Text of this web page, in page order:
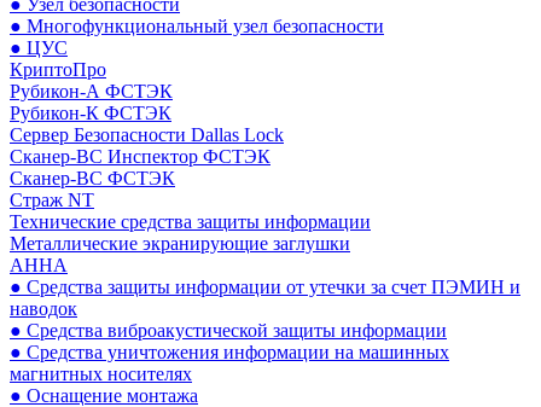
● Многофункциональный узел безопасности
● ЦУС
КриптоПро
Рубикон-А ФСТЭК
Рубикон-К ФСТЭК
Сервер Безопасности Dallas Lock
Сканер-ВС Инспектор ФСТЭК
Сканер-ВС ФСТЭК
Страж NT
Технические средства защиты информации
Металлические экранирующие заглушки
АННА
● Средства защиты информации от утечки за счет ПЭМИН и
наводок
● Средства виброакустической защиты информации
● Средства уничтожения информации на машинных
магнитных носителях
● Оснащение монтажа